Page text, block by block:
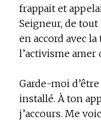
frappait et
Seigneur, de
en accord avec
l’activisme amer
Garde-moi
installé. À ton
j’accours. Me